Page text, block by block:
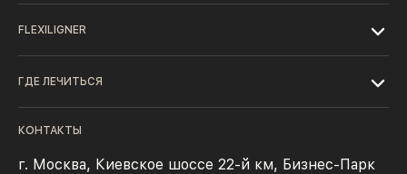
FLEXILIGNER
ГДЕ ЛЕЧИТЬСЯ
КОНТАКТЫ
г. Москва, Киевское шоссе 22-й км, Бизнес-Парк